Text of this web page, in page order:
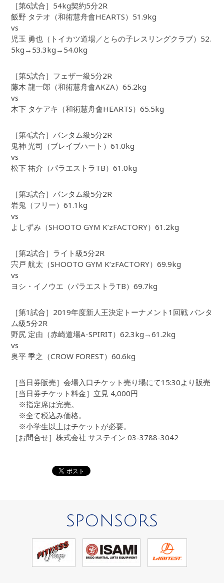
［第6試合］54kg契約5分2R
飯野 タテオ（和術慧舟會HEARTS）51.9kg
vs
児玉 勇也（トイカツ道場／とらの子レスリングクラブ）52.
5kg→53.3kg→54.0kg
［第5試合］フェザー級5分2R
藤木 龍一郎（和術慧舟會AKZA）65.2kg
vs
木下 タケアキ（和術慧舟會HEARTS）65.5kg
［第4試合］バンタム級5分2R
鬼神 光司（ブレイブハート）61.0kg
vs
松下 祐介（パラエストラTB）61.0kg
［第3試合］バンタム級5分2R
岩鬼（フリー）61.1kg
vs
よしずみ（SHOOTO GYM K’zFACTORY）61.2kg
［第2試合］ライト級5分2R
宍戸 航太（SHOOTO GYM K’zFACTORY）69.9kg
vs
ヨシ・イノウエ（パラエストラTB）69.7kg
［第1試合］2019年度新人王決定トーナメント1回戦 バンタ
ム級5分2R
野尻 定由（赤崎道場A-SPIRIT）62.3kg→61.2kg
vs
奥平 季之（CROW FOREST）60.6kg
［当日券販売］会場入口チケット売り場にて15:30より販売
［当日券チケット料金］立見 4,000円
※指定席は完売。
※全て税込み価格。
※小学生以上はチケットが必要。
［お問合せ］株式会社 サステイン 03-3788-3042
SPONSORS